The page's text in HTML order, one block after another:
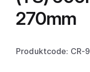
270mm
Produktcode: CR-